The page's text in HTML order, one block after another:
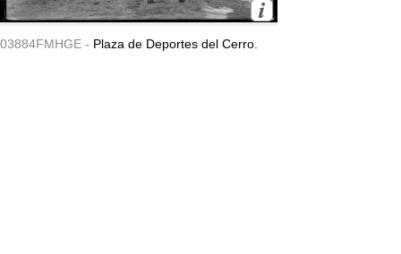
03884FMHGE - Plaza de Deportes del Cerro.